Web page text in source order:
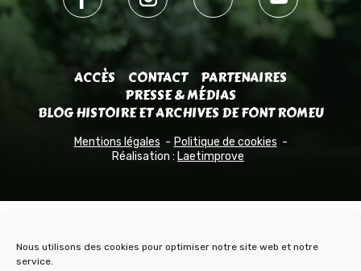
Nous utilisons des cookies pour optimiser notre site web et notre
service.
ACCÈS CONTACT
PARTENAIRES
PRESSE & MÉDIAS
BLOG HISTOIRE ET ARCHIVES DE FONT ROMEU
Mentions légales
Politique de cookies
Réalisation : Laetimprove